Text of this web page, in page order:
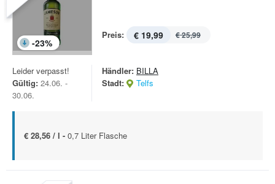
-23%
Preis: € 19,99 € 25,99
Leider verpasst!
Gültig: 24.06. -
30.06.
Händler: BILLA
Stadt:
Telfs
€ 28,56 / l - 0,7 Liter Flasche